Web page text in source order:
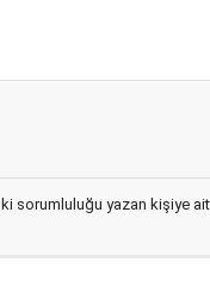
sorumluluğu yazan kişiye